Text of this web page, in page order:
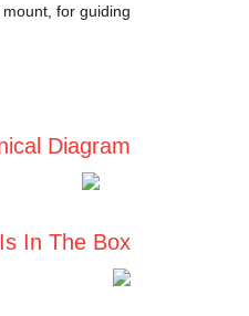
for guiding.
Diagram
In The Box?